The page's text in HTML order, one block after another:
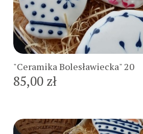
"Ceramika Bolesławiecka" 20
85,00 zł
Do koszyka